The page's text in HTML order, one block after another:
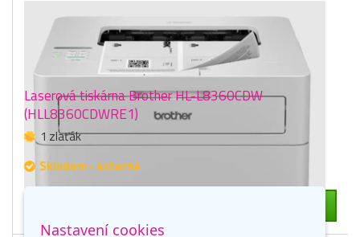
Laserová tiskárna Brother HL-L8360CDW
(HLL8360CDWRE1)
1 zlaťák
Skladem - externě
11 123 Kč
Nastavení cookies